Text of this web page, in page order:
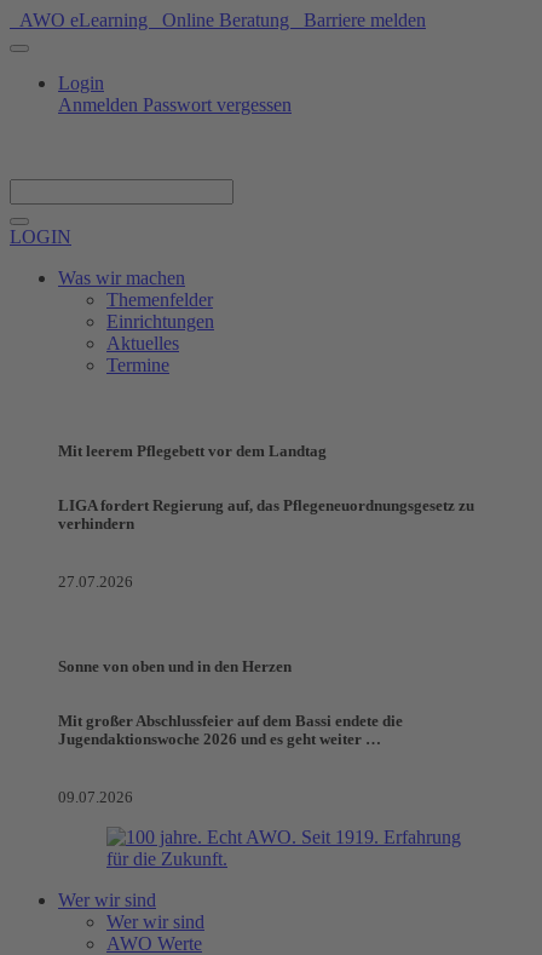
AWO eLearning Online Beratung Barriere melden
Login
Anmelden Passwort vergessen
LOGIN
Was wir machen
Themenfelder
Einrichtungen
Aktuelles
Termine
Mit leerem Pflegebett vor dem Landtag
LIGA fordert Regierung auf, das Pflegeneuordnungsgesetz zu
verhindern
27.07.2026
Sonne von oben und in den Herzen
Mit großer Abschlussfeier auf dem Bassi endete die
Jugendaktionswoche 2026 und es geht weiter …
09.07.2026
Wer wir sind
Wer wir sind
AWO Werte